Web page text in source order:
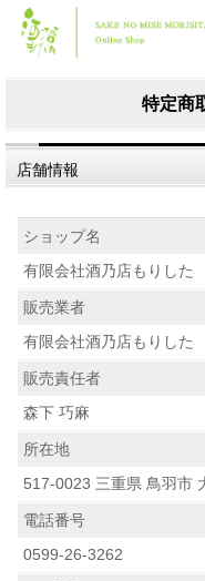
特定商
店舗情報
ショップ名
有限会社酒乃店もりした
販売業者
有限会社酒乃店もりした
販売責任者
森下 巧麻
所在地
517-0023 三重県 鳥羽市
電話番号
0599-26-3262